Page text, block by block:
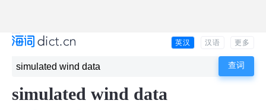
英汉 汉语 更多
simulated wind data